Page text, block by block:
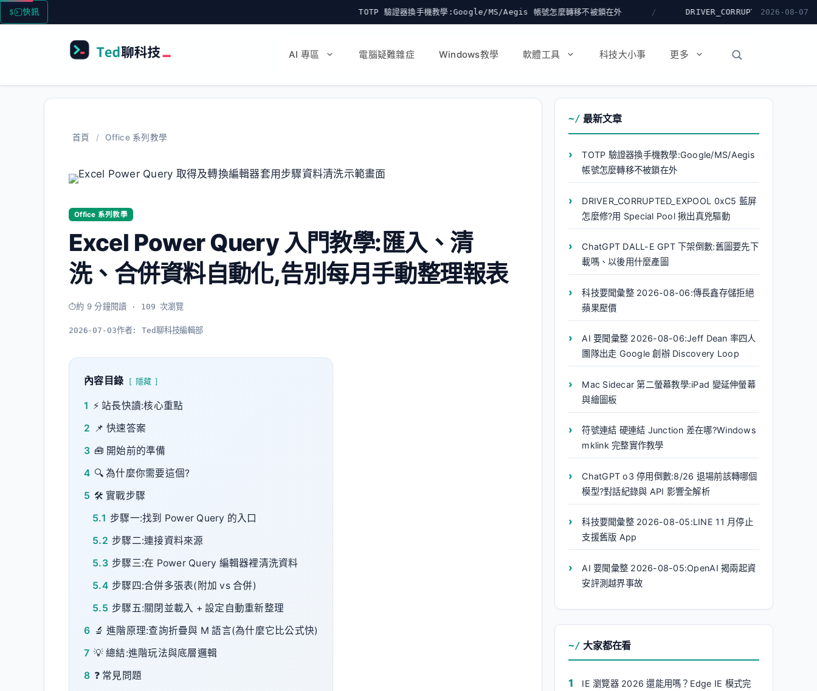
跳
至
快訊 TOTP 驗證器換手機教學:Google/MS/Aegis 帳號怎麼轉移不被鎖在外 DRIVER_CORRUPTED_EXPOOL 0xC5 藍屏怎麼修
2026-08-07
AI 專區 電腦疑難雜症 Windows教學 軟體工具 科技大小事 更多
首頁 / Office 系列教學
Office 系列教學
Excel Power Query 入門教學:匯入、清
洗、合併資料自動化,告別每月手動整理報表
約 9 分鐘閱讀 · 109 次瀏覽
2026-07-03作者:Ted聊科技編輯部
內容目錄 隱藏
1 ⚡ 站長快讀:核心重點
2 📌 快速答案
3 🧰 開始前的準備
4 🔍 為什麼你需要這個?
5 🛠️ 實戰步驟
5.1 步驟一:找到 Power Query 的入口
5.2 步驟二:連接資料來源
5.3 步驟三:在 Power Query 編輯器裡清洗資料
5.4 步驟四:合併多張表(附加 vs 合併)
5.5 步驟五:關閉並載入 + 設定自動重新整理
6 🔬 進階原理:查詢折疊與 M 語言(為什麼它比公式快)
7 💡 總結:進階玩法與底層邏輯
8 ❓ 常見問題
最新文章
TOTP 驗證器換手機教學:Google/MS/Aegis
帳號怎麼轉移不被鎖在外
DRIVER_CORRUPTED_EXPOOL 0xC5 藍屏
怎麼修?用 Special Pool 揪出真兇驅動
ChatGPT DALL-E GPT 下架倒數:舊圖要先下
載嗎、以後用什麼產圖
科技要聞彙整 2026-08-06:傳長鑫存儲拒絕
蘋果壓價
AI 要聞彙整 2026-08-06:Jeff Dean 率四人
團隊出走 Google 創辦 Discovery Loop
Mac Sidecar 第二螢幕教學:iPad 變延伸螢幕
與繪圖板
符號連結 硬連結 Junction 差在哪?Windows
mklink 完整實作教學
ChatGPT o3 停用倒數:8/26 退場前該轉哪個
模型?對話紀錄與 API 影響全解析
科技要聞彙整 2026-08-05:LINE 11 月停止
支援舊版 App
AI 要聞彙整 2026-08-05:OpenAI 揭兩起資
安評測越界事故
大家都在看
IE 瀏覽器 2026 還能用嗎？Edge IE 模式完